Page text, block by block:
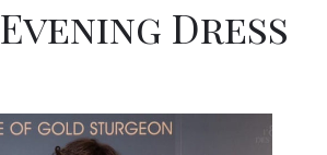
Evening Dress